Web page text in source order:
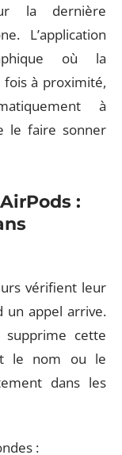
la dernière
L’application
où la
à proximité,
à
le faire sonner
:
vérifient leur
un appel arrive.
supprime cette
le nom ou le
dans les
: